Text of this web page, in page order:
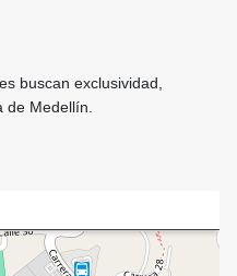
buscan exclusividad,
de Medellín.